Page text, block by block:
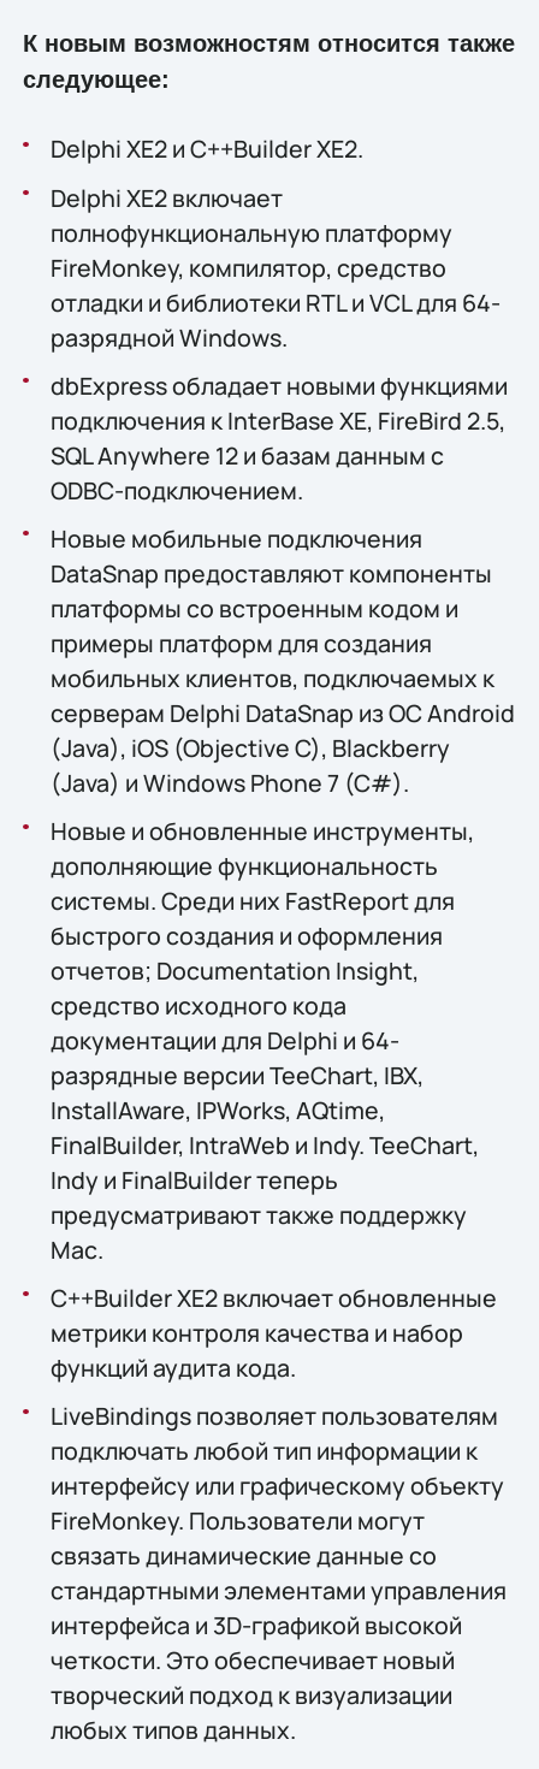
К новым возможностям относится также
следующее:
Delphi XE2 и C++Builder XE2.
Delphi XE2 включает
полнофункциональную платформу
FireMonkey, компилятор, средство
отладки и библиотеки RTL и VCL для 64-
разрядной Windows.
dbExpress обладает новыми функциями
подключения к InterBase XE, FireBird 2.5,
SQL Anywhere 12 и базам данным с
ODBC-подключением.
Новые мобильные подключения
DataSnap предоставляют компоненты
платформы со встроенным кодом и
примеры платформ для создания
мобильных клиентов, подключаемых к
серверам Delphi DataSnap из ОС Android
(Java), iOS (Objective C), Blackberry
(Java) и Windows Phone 7 (C#).
Новые и обновленные инструменты,
дополняющие функциональность
системы. Среди них FastReport для
быстрого создания и оформления
отчетов; Documentation Insight,
средство исходного кода
документации для Delphi и 64-
разрядные версии TeeChart, IBX,
InstallAware, IPWorks, AQtime,
FinalBuilder, IntraWeb и Indy. TeeChart,
Indy и FinalBuilder теперь
предусматривают также поддержку
Mac.
C++Builder XE2 включает обновленные
метрики контроля качества и набор
функций аудита кода.
LiveBindings позволяет пользователям
подключать любой тип информации к
интерфейсу или графическому объекту
FireMonkey. Пользователи могут
связать динамические данные со
стандартными элементами управления
интерфейса и 3D-графикой высокой
четкости. Это обеспечивает новый
творческий подход к визуализации
любых типов данных.